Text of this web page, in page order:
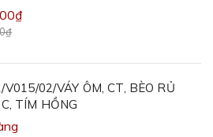
V015/02/VÁY ÔM, CT, BÈO RỦ
TÍM HỒNG